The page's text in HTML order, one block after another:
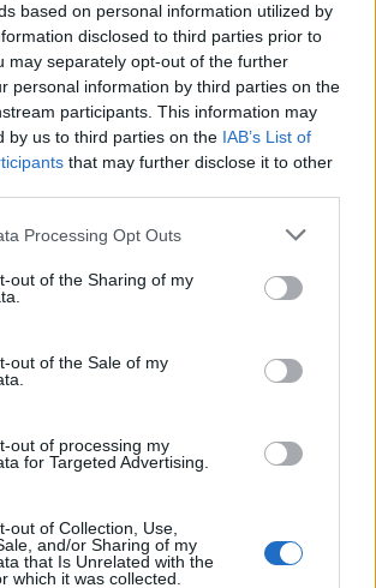
based on personal information utilized by
disclosed to third parties prior to
may separately opt-out of the further
personal information by third parties on the
participants. This information may
by us to third parties on the IAB’s List of
that may further disclose it to other
this website/app uses one or more Google
visit or usage behaviour. You may click to
to Google and its third-party tags to
below specified purposes in below Google
Processing Opt Outs
out of the Sharing of my
out of the Sale of my
out of processing my
for Targeted Advertising.
out of Collection, Use,
and/or Sharing of my
that Is Unrelated with the
which it was collected.
csaptak le az ukránok,
már 2022-ben tudták, hogy